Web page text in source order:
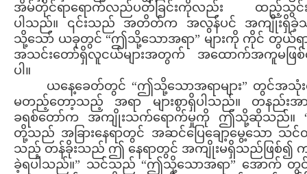
အိမ်တိုင်ရာရောက်လည်ပတ်ခြင်းကိုလည်း ထည့်သွင်း
ပါသည်။ ၎င်းသည် အတိတ်က အလွန်ပင် အကျိုးရှိခဲ့
သို့သော် ယခုတွင် “ဤသို့သောအရာ” များကို ကိုင် တွယ်ရ
အသင်းတော်ရှိလူငယ်များအတွက် အထောက်အကူမဖြစ်
ပါ။
ယနေ့ခေတ်တွင် “ဤသို့သောအရာများ” တွင်အသုံး
မတည့်တော့သည့် အရာ များစွာရှိပါသည်။ တနည်းအား
ခရစ်တော်က အကျိုးသက်ရောက်မှုကို ဤသို့ဆိုသည်။
တို့သည် အခြားနေရာတွင် အဆင်ပြေချော့မွေ့သော သ
သည့် တန်ခိုးသည် ဤ နေရာတွင် အကျိုးမရှိသည်ဖြစ်၍ က
ခဲ့ရပါသည်။” သင်သည် “ဤသို့သောအရာ” အောက် တွင်